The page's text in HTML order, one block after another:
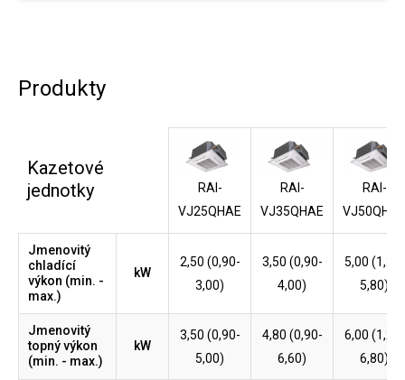
Produkty
Kazetové
jednotky
RAI-
VJ25QHAE
RAI-
VJ35QHAE
RAI-
VJ50QHAE
Jmenovitý
chladící
výkon (min. -
max.)
kW
2,50 (0,90-
3,00)
3,50 (0,90-
4,00)
5,00 (1,20-
5,80)
Jmenovitý
topný výkon
(min. - max.)
kW
3,50 (0,90-
5,00)
4,80 (0,90-
6,60)
6,00 (1,20-
6,80)